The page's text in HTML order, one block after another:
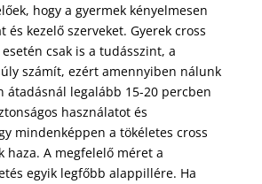
hogy a gyermek kényelmesen
és kezelő szerveket. Gyerek cross
csak is a tudásszint, a
számít, ezért amennyiben nálunk
átadásnál legalább 15-20 percben
használatot és
mindenképpen a tökéletes cross
haza. A megfelelő méret a
egyik legfőbb alappillére. Ha